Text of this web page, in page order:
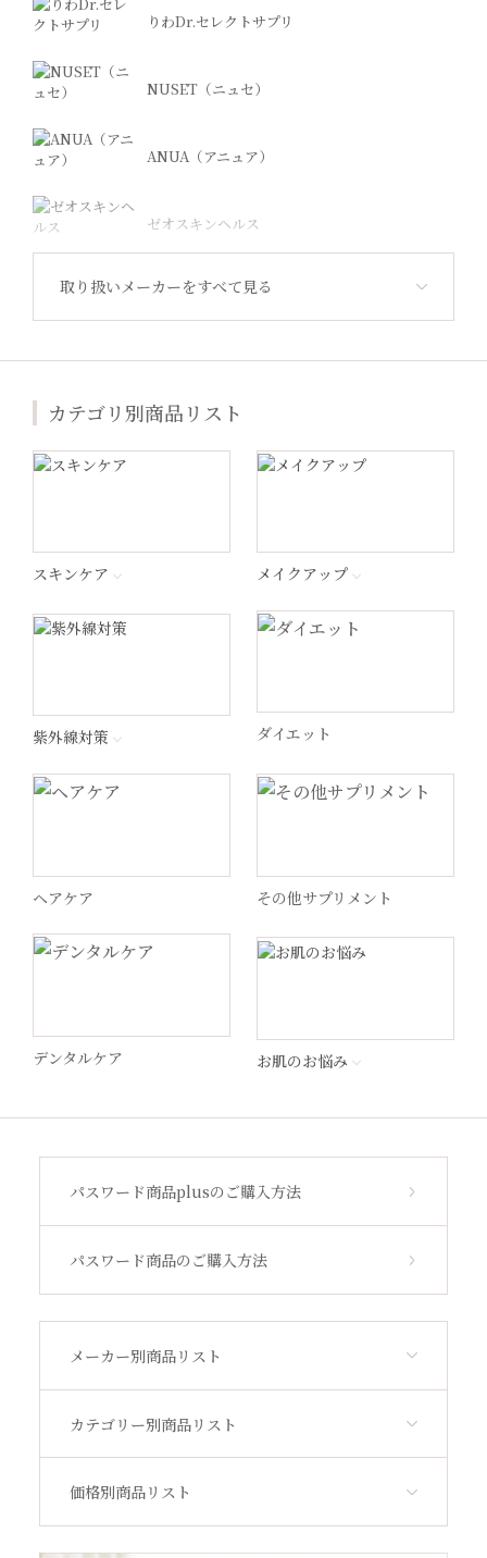
パスワード商品plusのご購入方法
パスワード商品のご購入方法
メーカー別商品リスト
カテゴリー別商品リスト
価格別商品リスト
りわDr.セレクトサプリ
NUSET（ニュセ）
ANUA（アニュア）
ゼオスキンヘルス
Revision Skincare（リビジョン）
ジャンマリーニ
Lekarka（レカルカ）
MSS
取り扱いメーカーをすべて見る
カテゴリ別商品リスト
スキンケア メイクアップ
紫外線対策 ダイエット
ヘアケア その他サプリメント
デンタルケア お肌のお悩み